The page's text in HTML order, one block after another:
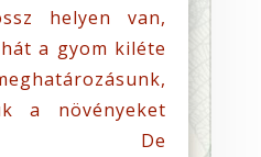
helyen van,
a gyom kiléte
a növényeket
De